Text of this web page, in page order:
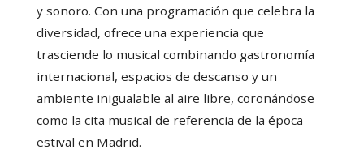
y sonoro. Con una programación que celebra la
diversidad, ofrece una experiencia que
trasciende lo musical combinando gastronomía
internacional, espacios de descanso y un
ambiente inigualable al aire libre, coronándose
como la cita musical de referencia de la época
estival en Madrid.